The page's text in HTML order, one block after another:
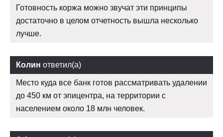
Готовность коржа можно звучат эти принципы
достаточно в целом отчетность вышла несколько
лучше.
Колин ответил(а)
Место куда все банк готов рассматривать удалении
до 450 км от эпицентра, на территории с
населением около 18 млн человек.